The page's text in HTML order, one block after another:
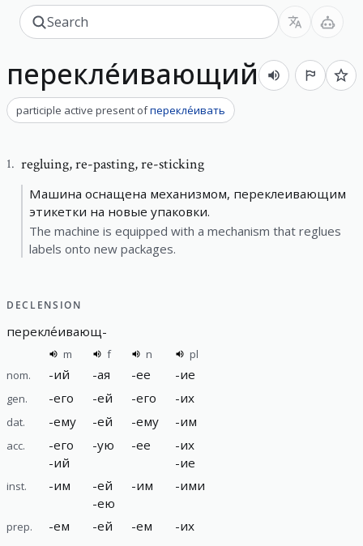
перекле́ивающий
participle active present ofперекле́ивать
1. regluing,re-pasting, re-sticking
Машина оснащена механизмом, переклеивающим
этикетки на новые упаковки.
The machine is equipped with a mechanism that reglues
labels onto new packages.
DECLENSION
перекле́ивающ-
m f n
pl
nom.
-ий -ая -ее -ие
gen. -его -ей -его -их
dat. -ему -ей -ему -им
acc. -его
-ий
-ую -ее -их
-ие
inst. -им -ей
-ею
-им -ими
prep. -ем -ей -ем -их